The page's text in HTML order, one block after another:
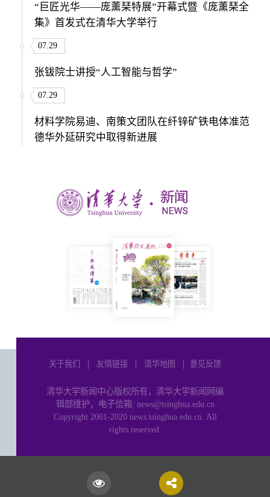
“巨匠光华——庞薰琹特展”开幕式暨《庞薰琹全
集》首发式在清华大学举行
07.29
张钹院士讲授“人工智能与哲学”
07.29
材料学院易迪、南策文团队在纤锌矿铁电体准范
德华外延研究中取得新进展
关于我们 友情链接 清华地图 意见反馈
清华大学新闻中心版权所有，清华大学新闻网编
辑部维护，电子信箱: news@tsinghua.edu.cn
Copyright 2001-2020 news.tsinghua.edu.cn. All
rights reserved.